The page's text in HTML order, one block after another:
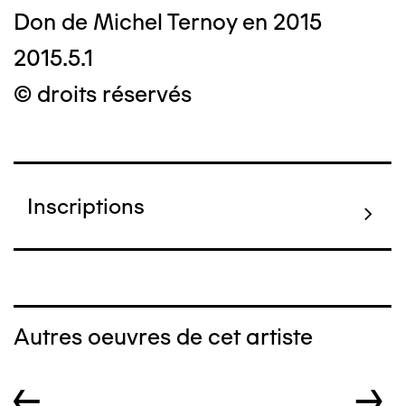
Don de Michel Ternoy en 2015
2015.5.1
© droits réservés
Inscriptions
Autres oeuvres de cet artiste